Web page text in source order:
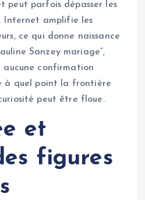
peut parfois dépasser les
Internet amplifie les
ce qui donne naissance
Sanzey mariage”,
aucune confirmation
à quel point la frontière
peut être floue.
et
figures